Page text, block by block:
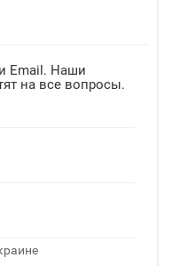
Email. Наши
на все вопросы.